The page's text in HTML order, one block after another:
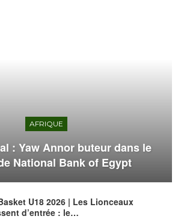
AFRIQUE
: Yaw Annor buteur dans le
National Bank of Egypt
U18 2026 | Les Lionceaux
d’entrée : le…